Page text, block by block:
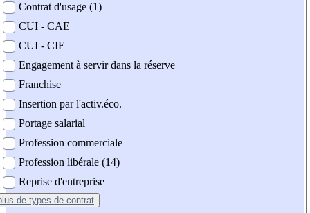
Contrat d'usage (1)
CUI - CAE
CUI - CIE
Engagement à servir dans la réserve
Franchise
Insertion par l'activ.éco.
Portage salarial
Profession commerciale
Profession libérale (14)
Reprise d'entreprise
de types de contrat